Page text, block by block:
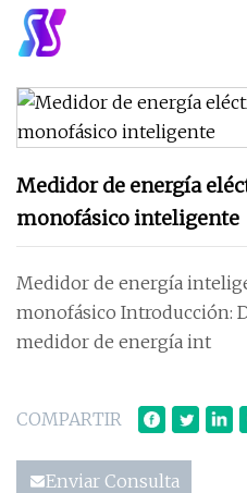
Medidor de energía
monofásico inteligente
Medidor de energía
monofásico Introducción:
medidor de energía int
COMPARTIR
Enviar Consulta